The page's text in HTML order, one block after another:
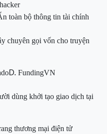
toàn bộ thông tin tài chính
chuyên gọi vốn cho truyện
D. FundingVN
dùng khởi tạo giao dịch tại
thương mại điện tử